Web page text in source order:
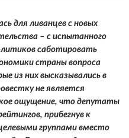
для ливанцев с новых
– с испытанного
саботировать
страны вопроса
из них высказывались в
не является
ощущение, что депутаты
прибегнув к
группами вместо